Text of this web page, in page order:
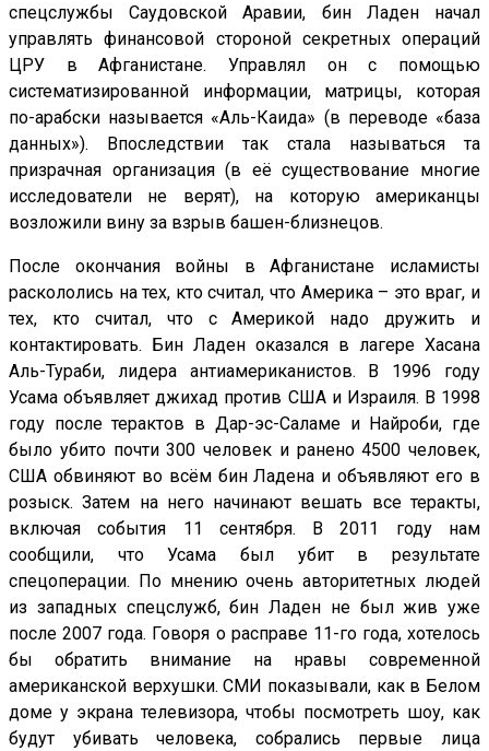
спецслужбы Саудовской Аравии, бин Ладен начал
управлять финансовой стороной секретных операций
ЦРУ в Афганистане. Управлял он с помощью
систематизированной информации, матрицы, которая
по-арабски называется «Аль-Каида» (в переводе «база
данных»). Впоследствии так стала называться та
призрачная организация (в её существование многие
исследователи не верят), на которую американцы
возложили вину за взрыв башен-близнецов.
После окончания войны в Афганистане исламисты
раскололись на тех, кто считал, что Америка – это враг, и
тех, кто считал, что с Америкой надо дружить и
контактировать. Бин Ладен оказался в лагере Хасана
Аль-Тураби, лидера антиамериканистов. В 1996 году
Усама объявляет джихад против США и Израиля. В 1998
году после терактов в Дар-эс-Саламе и Найроби, где
было убито почти 300 человек и ранено 4500 человек,
США обвиняют во всём бин Ладена и объявляют его в
розыск. Затем на него начинают вешать все теракты,
включая события 11 сентября. В 2011 году нам
сообщили, что Усама был убит в результате
спецоперации. По мнению очень авторитетных людей
из западных спецслужб, бин Ладен не был жив уже
после 2007 года. Говоря о расправе 11-го года, хотелось
бы обратить внимание на нравы современной
американской верхушки. СМИ показывали, как в Белом
доме у экрана телевизора, чтобы посмотреть шоу, как
будут убивать человека, собрались первые лица